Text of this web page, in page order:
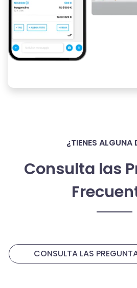
¿TIENES ALGUNA
Consulta las
CONSULTA LAS